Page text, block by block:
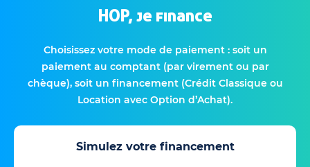
HOP, je finance
Choisissez votre mode de paiement : soit un
paiement au comptant (par virement ou par
chèque), soit un financement (Crédit Classique ou
Location avec Option d’Achat).
Simulez votre financement